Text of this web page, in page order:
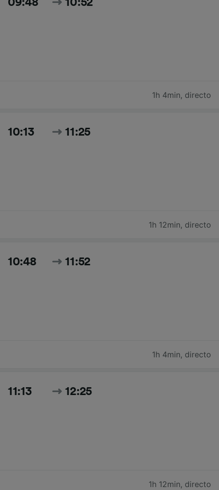
09:48 10:52
1h 4min, directo
10:13 11:25
1h 12min, directo
10:48 11:52
1h 4min, directo
11:13 12:25
1h 12min, directo